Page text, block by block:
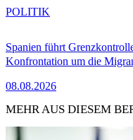
Spanien führt
Konfrontation um die
08.08.2026
POLITIK
MEHR AUS DIESEM